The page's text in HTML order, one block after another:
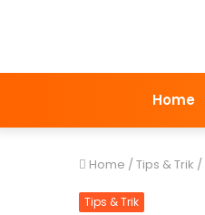
Home
Home /Tips & Trik /
Tips & Trik